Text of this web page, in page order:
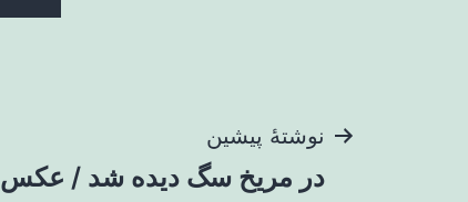
راهبری
نوشتهٔ پیشین
در مریخ سگ دیده شد / عکس